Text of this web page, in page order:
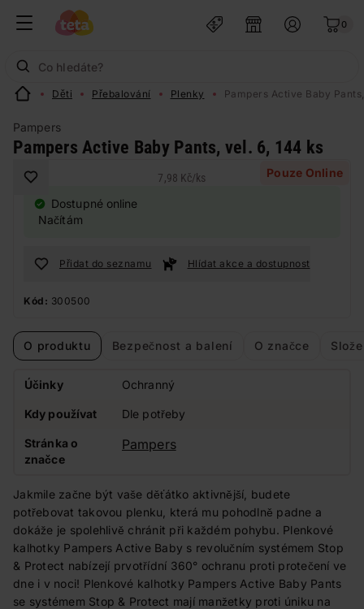
0
Děti Přebalování Plenky Pampers Active Baby
Pampers
Pampers Active Baby Pants, vel. 6, 144 ks
Pouze Online
7,98 Kč/ks
Dostupné online
Načítám
Přidat do seznamu Hlídat akce a dostupnost
Kód: 300500
O produktu Bezpečnost a balení O značce
Účinky Ochranný
Kdy používat Dle potřeby
Stránka o
značce
Pampers
Jakmile začne být vaše děťátko aktivnější, budete
potřebovat takovou plenku, která mu pohodlně padne a
dokáže je spolehlivě chránit při každém pohybu. Plenkové
kalhotky Pampers Active Baby s revolučním systémem Stop
& Protect nabízejí prvotřídní 360° ochranu proti protečení ve
dne i v noci! Plenkové kalhotky Pampers Active Baby Pants
se systémem Stop & Protect mají manžetky proti úniku na